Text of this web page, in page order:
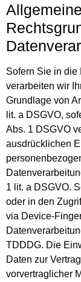
Sofern Sie in die
verarbeiten wir
Grundlage von
lit. a DSGVO,
Abs. 1 DSGVO
ausdrücklichen
1 lit. a DSGVO.
oder in den
via Device-
TDDDG. Die
Daten zur
vorvertraglicher